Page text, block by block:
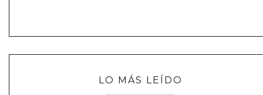
LO MÁS LEÍDO